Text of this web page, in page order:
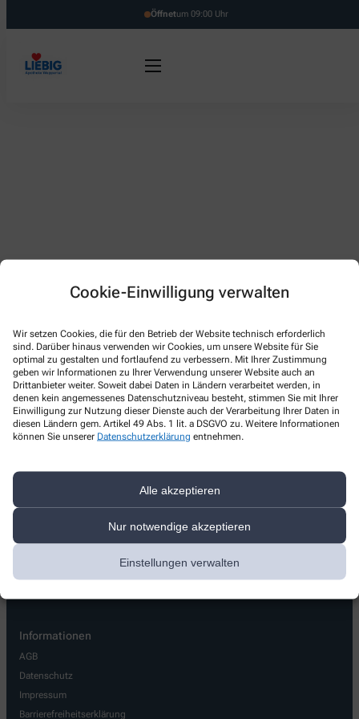
Cookie-Einwilligung verwalten
Wir setzen Cookies, die für den Betrieb der Website technisch erforderlich
sind. Darüber hinaus verwenden wir Cookies, um unsere Website für Sie
optimal zu gestalten und fortlaufend zu verbessern. Mit Ihrer Zustimmung
geben wir Informationen zu Ihrer Verwendung unserer Website auch an
Drittanbieter weiter. Soweit dabei Daten in Ländern verarbeitet werden, in
denen kein angemessenes Datenschutzniveau besteht, stimmen Sie mit Ihrer
Einwilligung zur Nutzung dieser Dienste auch der Verarbeitung Ihrer Daten in
diesen Ländern gem. Artikel 49 Abs. 1 lit. a DSGVO zu. Weitere Informationen
können Sie unserer Datenschutzerklärung entnehmen.
Alle akzeptieren
Nur notwendige akzeptieren
Einstellungen verwalten
Öffnetum 09:00 Uhr
Kontakt
Liebig-Apotheke
Heckinghauser Str. 176,42289 Wuppertal
+49-202/62 50 10
+49-202/62 90 99
info@liebig-apotheke-wuppertal.de
Über uns
Kontakt
Informationen
AGB
Datenschutz
Impressum
Barrierefreiheitserklärung